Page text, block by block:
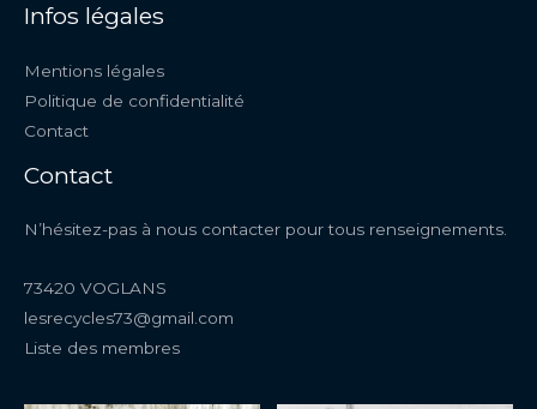
Infos légales
Mentions légales
Politique de confidentialité
Contact
Contact
N’hésitez-pas à nous contacter pour tous renseignements.
73420 VOGLANS
lesrecycles73@gmail.com
Liste des membres